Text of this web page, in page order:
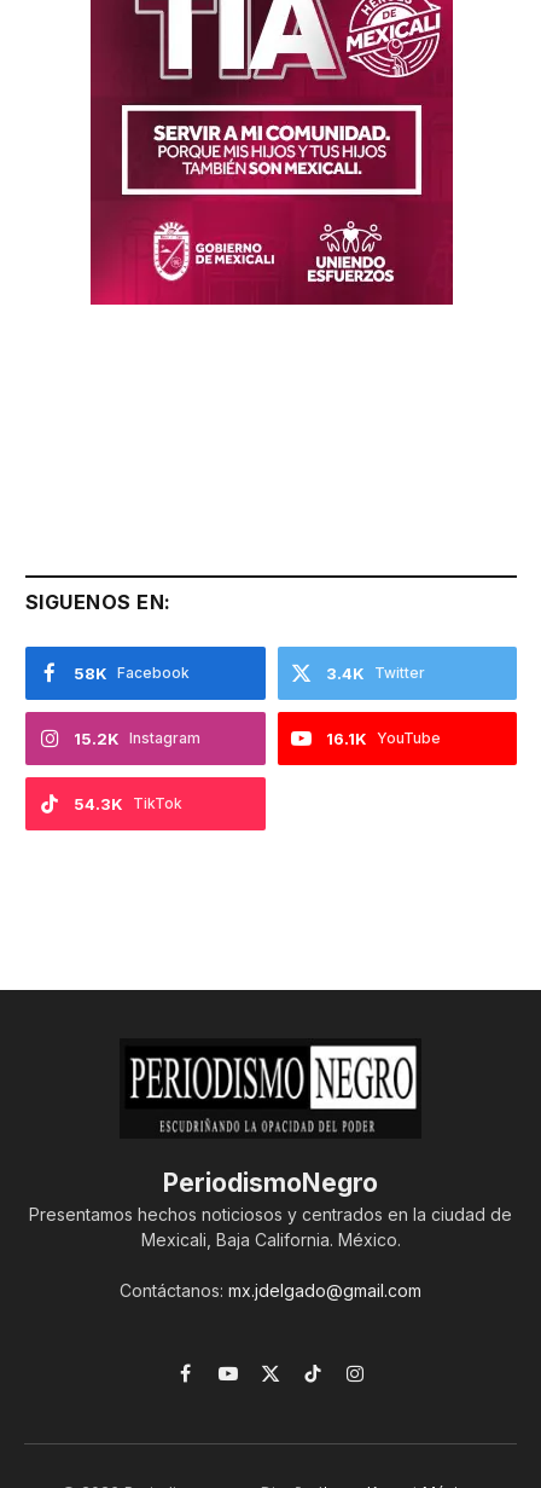
SIGUENOS EN:
Facebook
58K Twitter
3.4K
Instagram
15.2K YouTube
16.1K
TikTok
54.3K
PeriodismoNegro
Presentamos hechos noticiosos y centrados en la ciudad de
Mexicali, Baja California. México.
Contáctanos: mx.jdelgado@gmail.com
Facebook
YouTube
X
TikTokInstagram